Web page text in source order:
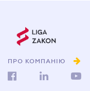
ПРО КОМПАНІЮ